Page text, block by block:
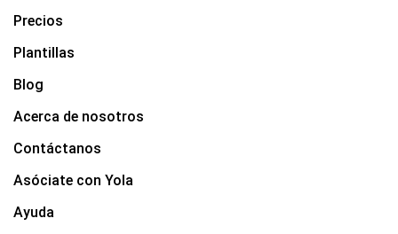
Precios
Plantillas
Blog
Acerca de nosotros
Contáctanos
Asóciate con Yola
Ayuda